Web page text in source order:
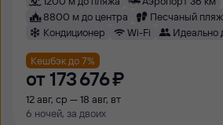
8800 м до центра
Песчаный пляж
Кондиционер
Wi-Fi Идеально
Кешбэк до 7%
от 173 ⁠676 ⁠₽
12 авг, ср — 18 авг, вт
6 ночей, за двоих